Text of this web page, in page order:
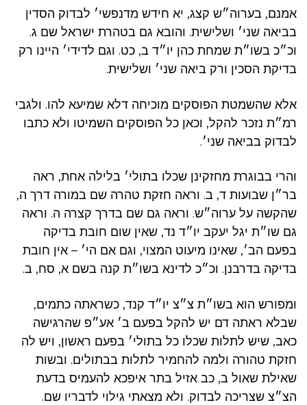
אמנם, בערוה״ש קצג, יא חידש מדנפשי׳ לבדוק הסדין
בביאה שני׳ ושלישית. והובא גם בטהרת ישראל שם ג.
וכ״כ בשו״ת שמחת כהן יו״ד ב, כט. וגם לדידי׳ היינו רק
בדיקת הסכין ורק ביאה שני׳ ושלישית.
אלא שהשמטת הפוסקים מוכיחה דלא שמיעא להו. ולגבי
רמ״ת נזכר להקל, וכאן כל הפוסקים השמיטו ולא כתבו
לבדוק בביאה שני׳.
והרי בבוגרת מחזקינן שכלו בתולי׳ בלילה אחת, ראה
בר״ן שבועות ד, ב. וראה חזקת טהרה שם במורה דרך ה,
שהקשה על ערוה״ש. וראה גם שם בדרך קצרה ה. וראה
גם שו״ת יגל יעקב יו״ד נד, שאין שום חובת בדיקה
בפעם הב׳, שאינו מיעוט המצוי, וגם אם הי׳ – אין חובת
בדיקה בדרבנן. וכ״כ לדינא בשו״ת קנה בשם א, סח, ב.
ומפורש הוא בשו״ת צ״צ יו״ד קנד, כשראתה כתמים,
שבלא ראתה דם יש להקל בפעם ב׳ אע״פ שהרגישה
כאב, שיש לתלות שכלו כל בתולי׳ בפעם ראשון, ויש לה
חזקת טהורה ולמה להחמיר לתלות בבתולים. ובשות
שאילת שאול ב, כב אזיל בתר איפכא להעמיס בדעת
הצ״צ שצריכה לבדוק. ולא מצאתי גילוי לדבריו שם.